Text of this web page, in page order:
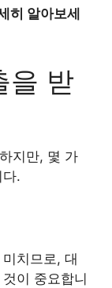
히 알아보세
을 받
지만, 몇 가
.
치므로, 대
이 중요합니